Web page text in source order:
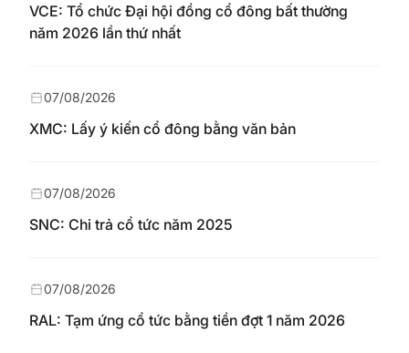
VCE: Tổ chức Đại hội đồng cổ đông bất thường
năm 2026 lần thứ nhất
XMC: Lấy ý kiến cổ đông bằng văn bản
07/08/2026
SNC: Chi trả cổ tức năm 2025
07/08/2026
RAL: Tạm ứng cổ tức bằng tiền đợt 1 năm 2026
07/08/2026